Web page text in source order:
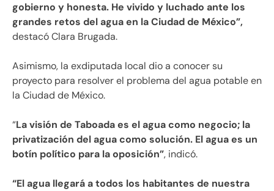
gobierno y honesta. He vivido y luchado ante los
grandes retos del agua en la Ciudad de México”,
destacó Clara Brugada.
Asimismo, la exdiputada local dio a conocer su
proyecto para resolver el problema del agua potable en
la Ciudad de México.
“La visión de Taboada es el agua como negocio; la
privatización del agua como solución. El agua es un
botín político para la oposición”, indicó.
“El agua llegará a todos los habitantes de nuestra